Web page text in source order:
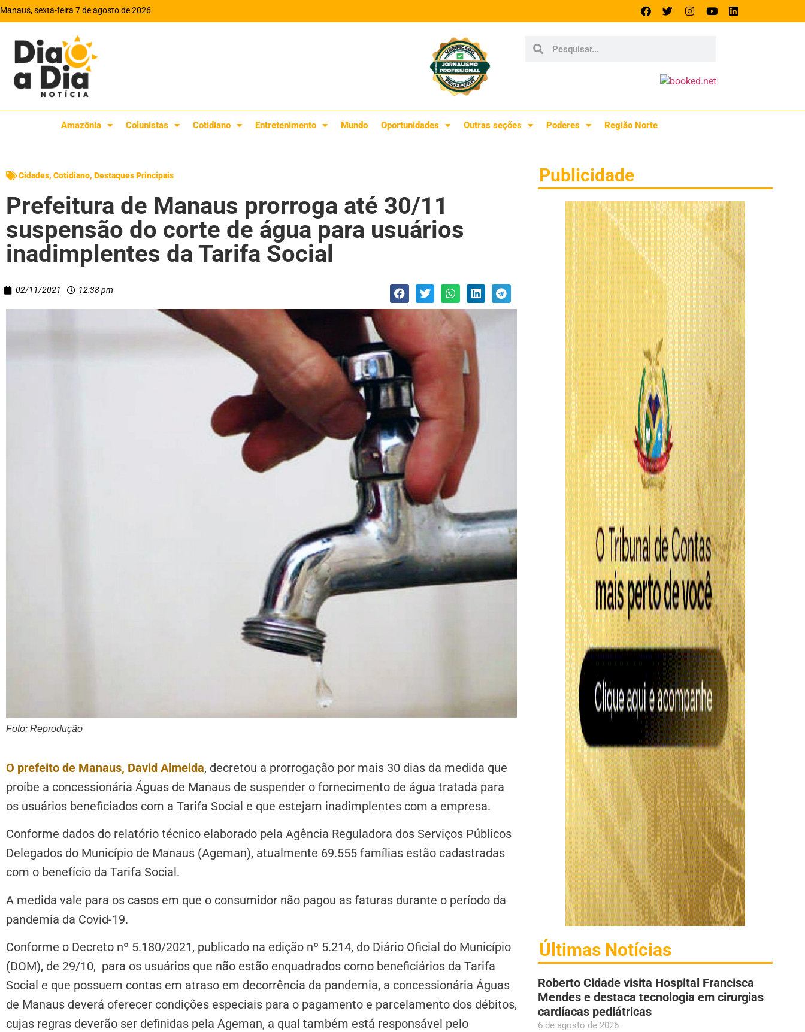
Manaus, sexta-feira 7 de agosto de 2026
Amazônia Colunistas Cotidiano Entretenimento Mundo Oportunidades Outras seções Poderes Região Norte
Cidades, Cotidiano, Destaques Principais
Prefeitura de Manaus prorroga até 30/11
suspensão do corte de água para usuários
inadimplentes da Tarifa Social
02/11/2021 12:38 pm
Foto: Reprodução
O prefeito de Manaus, David Almeida, decretou a prorrogação por mais 30 dias da medida que
proíbe a concessionária Águas de Manaus de suspender o fornecimento de água tratada para
os usuários beneficiados com a Tarifa Social e que estejam inadimplentes com a empresa.
Conforme dados do relatório técnico elaborado pela Agência Reguladora dos Serviços Públicos
Delegados do Município de Manaus (Ageman), atualmente 69.555 famílias estão cadastradas
com o benefício da Tarifa Social.
A medida vale para os casos em que o consumidor não pagou as faturas durante o período da
pandemia da Covid-19.
Conforme o Decreto nº 5.180/2021, publicado na edição nº 5.214, do Diário Oficial do Município
(DOM), de 29/10, para os usuários que não estão enquadrados como beneficiários da Tarifa
Social e que possuem contas em atraso em decorrência da pandemia, a concessionária Águas
de Manaus deverá oferecer condições especiais para o pagamento e parcelamento dos débitos,
cujas regras deverão ser definidas pela Ageman, a qual também está responsável pelo
Publicidade
Últimas Notícias
Roberto Cidade visita Hospital Francisca
Mendes e destaca tecnologia em cirurgias
cardíacas pediátricas
6 de agosto de 2026